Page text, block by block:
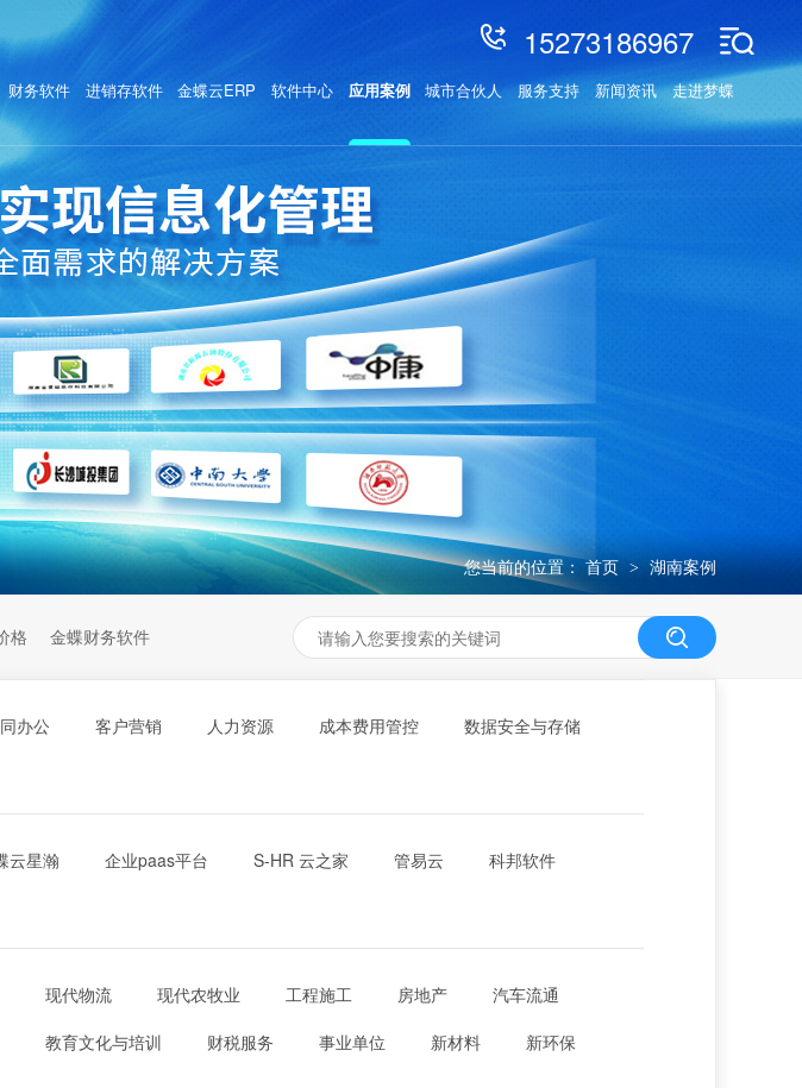
15273186967
财务软件 进销存软件 金蝶云ERP 软件中心 应用案例 城市合伙人 服务支持 新闻资讯 走进梦蝶
您当前的位置： 首页 > 湖南案例
格 金蝶财务软件
办公 客户营销 人力资源 成本费用管控
数据安全与存储
云星瀚 企业paas平台 S-HR 云之家 管易云
科邦软件
现代物流 现代农牧业 工程施工 房地产
汽车流通
教育文化与培训 财税服务 事业单位 新材料 新环保